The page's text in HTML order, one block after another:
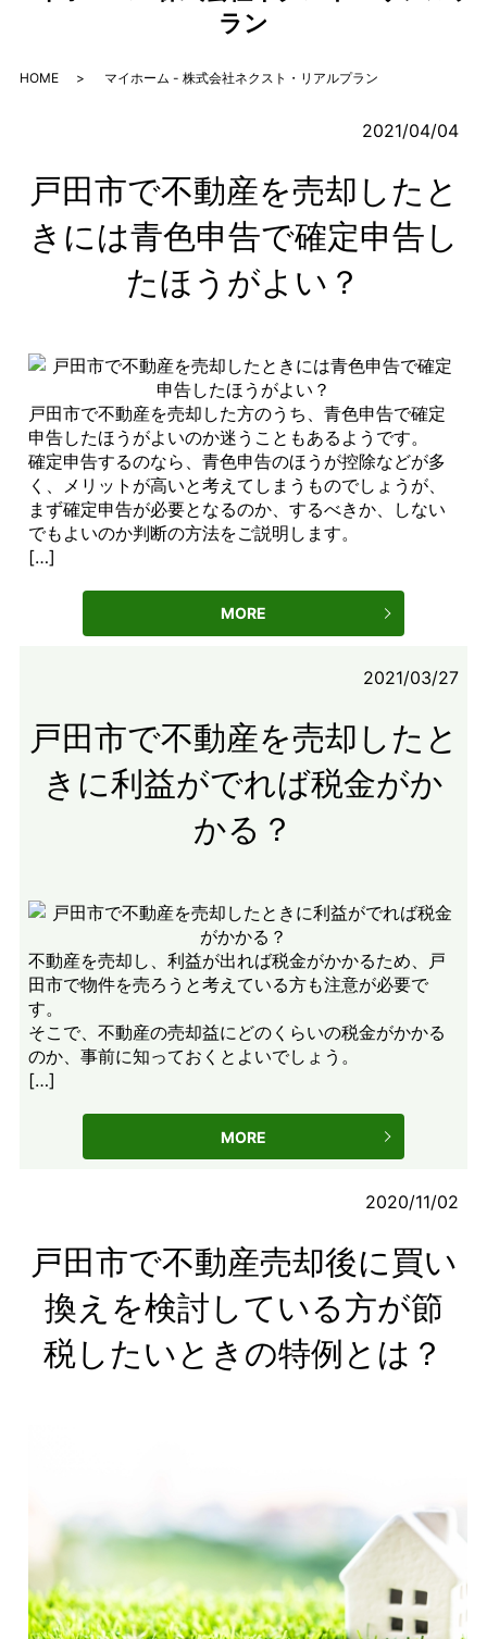
ラン
HOME マイホーム - 株式会社ネクスト・リアルプラン
2021/04/04
戸田市で不動産を売却したと
きには青色申告で確定申告し
たほうがよい？
戸田市で不動産を売却した方のうち、青色申告で確定
申告したほうがよいのか迷うこともあるようです。
確定申告するのなら、青色申告のほうが控除などが多
く、メリットが高いと考えてしまうものでしょうが、
まず確定申告が必要となるのか、するべきか、しない
でもよいのか判断の方法をご説明します。
[…]
MORE
2021/03/27
戸田市で不動産を売却したと
きに利益がでれば税金がか
かる？
不動産を売却し、利益が出れば税金がかかるため、戸
田市で物件を売ろうと考えている方も注意が必要で
す。
そこで、不動産の売却益にどのくらいの税金がかかる
のか、事前に知っておくとよいでしょう。
[…]
MORE
2020/11/02
戸田市で不動産売却後に買い
換えを検討している方が節
税したいときの特例とは？